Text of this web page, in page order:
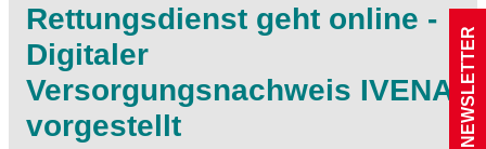
Rettungsdienst geht online -
Digitaler
Versorgungsnachweis IVENA
vorgestellt
NEWSLETTER